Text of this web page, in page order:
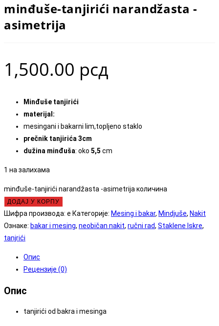
minđuše-tanjirići narandžasta -
asimetrija
1,500.00 рсд
Minđuše tanjirići
materijal:
mesingani i bakarni lim,topljeno staklo
prečnik tanjirića 3cm
dužina minđuša: oko 5,5 cm
1 на залихама
minđuše-tanjirići narandžasta -asimetrija количина
ДОДАЈ У КОРПУ
Шифра производа: e Категорије: Mesing i bakar, Mindjuše, Nakit
Ознаке: bakar i mesing, neobičan nakit, ručni rad, Staklene Iskre,
tanjrići
Опис
Рецензије (0)
Опис
tanjirići od bakra i mesinga